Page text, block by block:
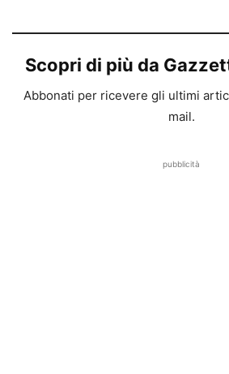
Scopri di più da
Abbonati per ricevere gli ultimi
mail.
pubblicità